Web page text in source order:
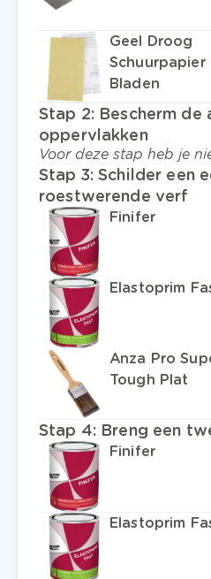
Geel Droog
Schuurpapier
Bladen
Stap 2: Bescherm de
oppervlakken
Voor deze stap heb je
Stap 3:Schilder een
roestwerende verf
Finifer
Elastoprim
Anza Pro
Tough Plat
Stap 4: Breng een
Finifer
Elastoprim